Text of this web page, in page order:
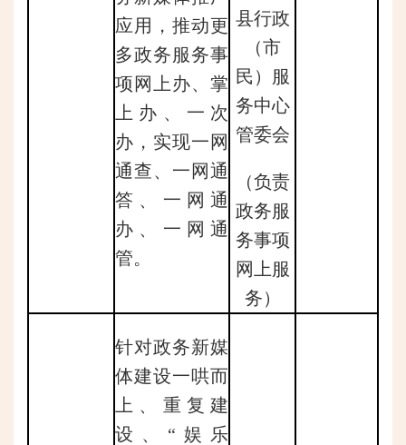
应用，推动更
多政务服务事
项网上办、掌
上办、一次
办，实现一网
通查、一网通
答、一网通
办、一网通
管。
县行政
（市
民）服
务中心
管委会
（负责
政务服
务事项
网上服
务）
针对政务新媒
体建设一哄而
上、重复建
设、“娱乐